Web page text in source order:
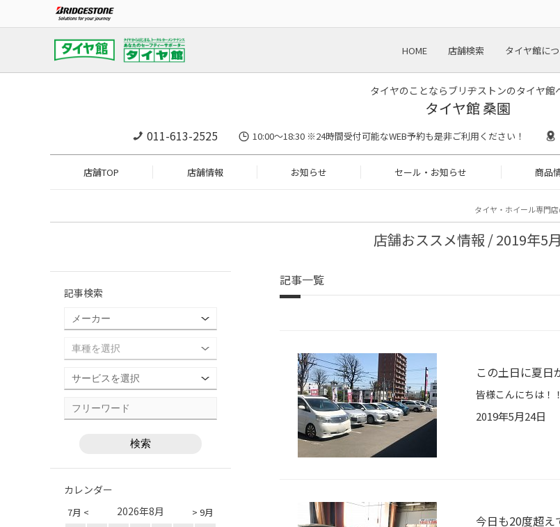
HOME 店舗検索 タイヤ館に
タイヤのことならブリヂストンのタイヤ館
タイヤ館 桑園
011-613-2525 10:00～18:30 ※24時間受付可能なWEB予約も是非ご利用ください！
店舗TOP 店舗情報 お知らせ セール・お知らせ 商品
タイヤ・ホイール専門
店舗おススメ情報 / 2019年5月
記事一覧
この土日に夏
2019年5月24日
今日も20度超
記事検索
カレンダー
7月 < > 9月
2026年8月